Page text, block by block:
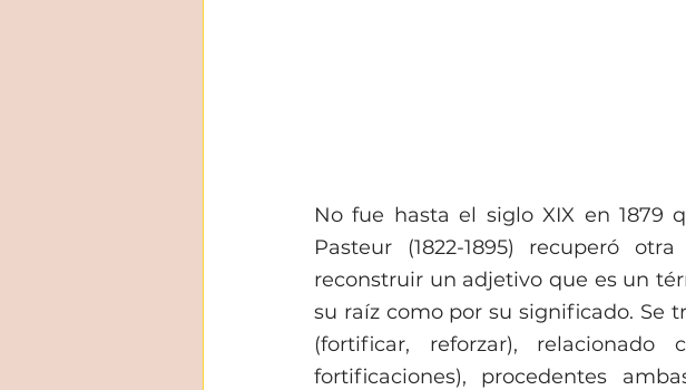
No fue hasta el siglo XIX en 1879
Pasteur (1822-1895) recuperó
reconstruir un adjetivo que es un
su raíz como por su significado. Se
(fortificar, reforzar),
fortificaciones), procedentes